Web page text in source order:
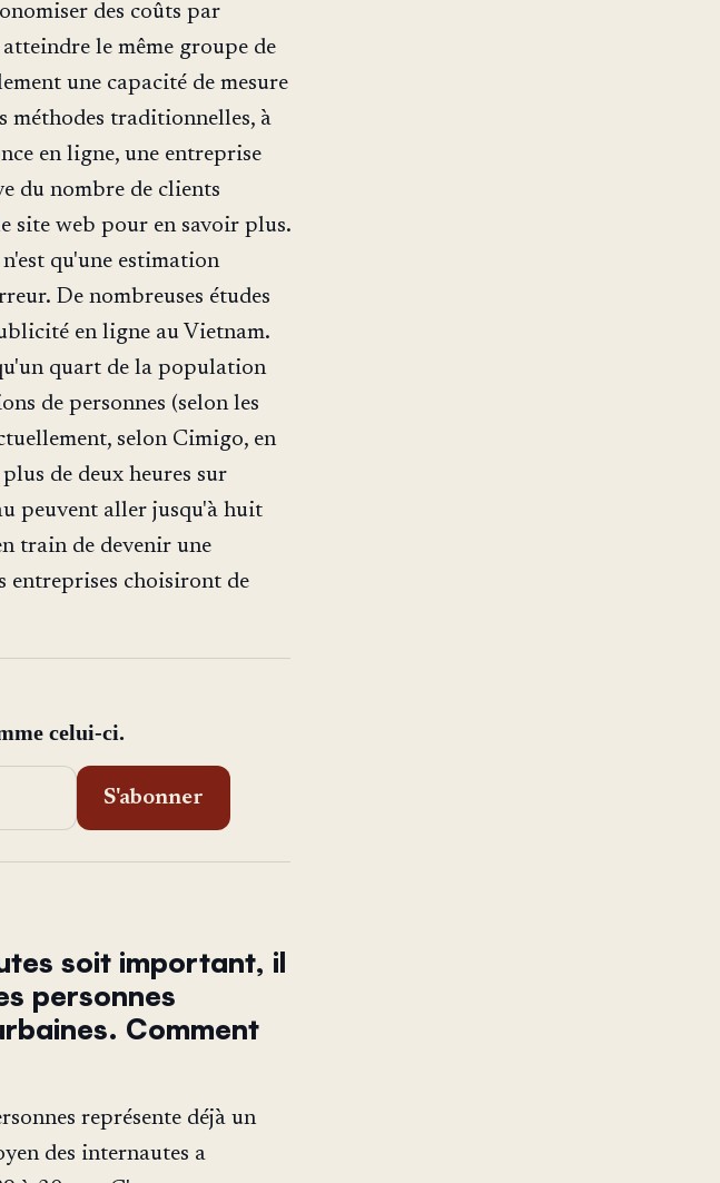
des coûts par
le même groupe de
une capacité de mesure
méthodes traditionnelles, à
en ligne, une entreprise
du nombre de clients
site web pour en savoir plus.
qu'une estimation
De nombreuses études
en ligne au Vietnam.
quart de la population
de personnes (selon les
selon Cimigo, en
de deux heures sur
peuvent aller jusqu'à huit
train de devenir une
entreprises choisiront de
celui-ci.
S'abonner
soit important, il
personnes
Comment
représente déjà un
des internautes a